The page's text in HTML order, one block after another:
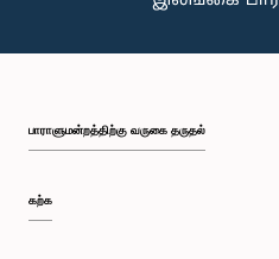
பாராளுமன்றத்திற்கு வருகை தருதல்
கற்க